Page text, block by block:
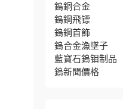
鎢銅合金
鎢鋼飛镖
鎢鋼首飾
鎢合金漁墜子
藍寶石鎢钼制品
鎢新聞價格